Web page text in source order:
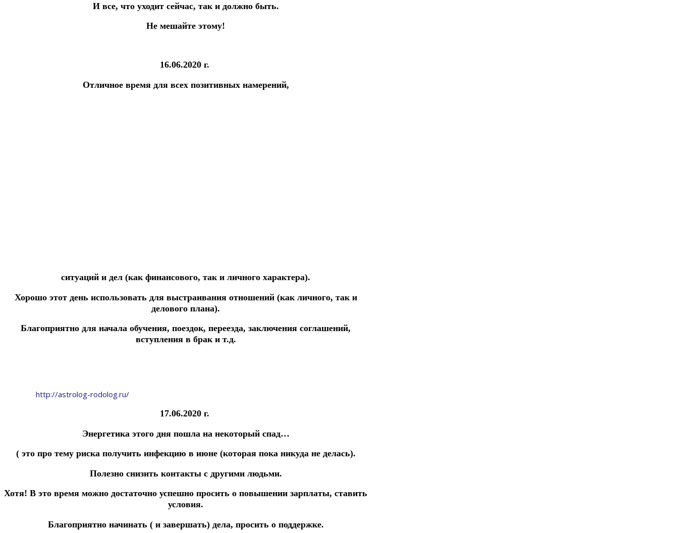
И все, что уходит сейчас, так и должно быть.
Не мешайте этому!
16.06.2020 г.
Отличное время для всех позитивных намерений,
ситуаций и дел (как финансового, так и личного характера).
Хорошо этот день использовать для выстраивания отношений (как личного, так и
делового плана).
Благоприятно для начала обучения, поездок, переезда, заключения соглашений,
вступления в брак и т.д.
http://astrolog-rodolog.ru/
17.06.2020 г.
Энергетика этого дня пошла на некоторый спад…
( это про тему риска получить инфекцию в июне (которая пока никуда не делась).
Полезно снизить контакты с другими людьми.
Хотя! В это время можно достаточно успешно просить о повышении зарплаты, ставить
условия.
Благоприятно начинать ( и завершать) дела, просить о поддержке.